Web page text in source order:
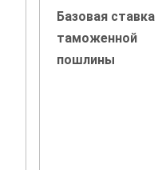
Базовая ставка
таможенной
пошлины